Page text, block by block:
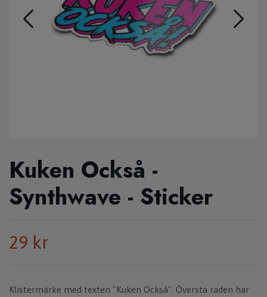
Kuken Också -
Synthwave - Sticker
29 kr
Klistermärke med texten "Kuken Också". Översta raden har